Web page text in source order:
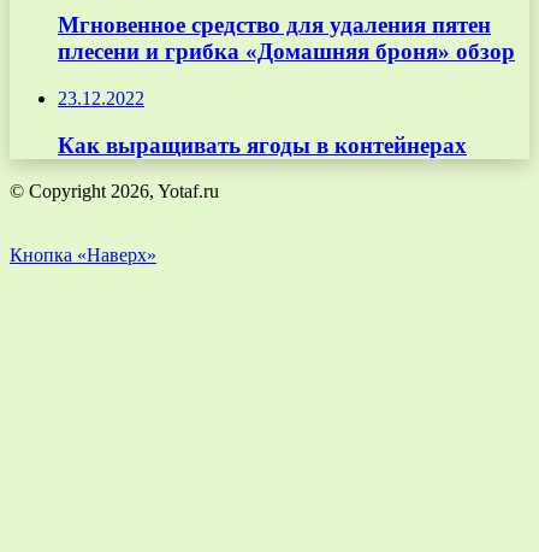
Мгновенное средство для удаления пятен
плесени и грибка «Домашняя броня» обзор
23.12.2022
Как выращивать ягоды в контейнерах
© Copyright 2026, Yotaf.ru
Кнопка «Наверх»